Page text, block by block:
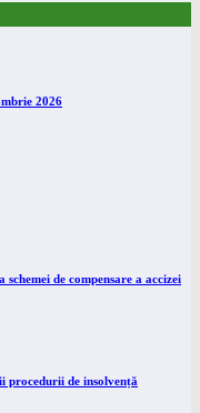
2026
de compensare a accizei
procedurii de insolvență